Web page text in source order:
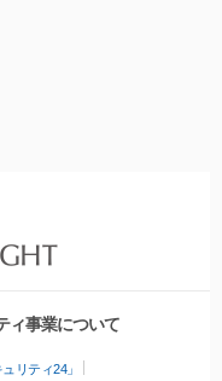
ィ事業について
リティ24」